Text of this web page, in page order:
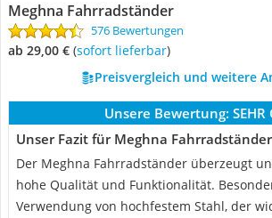
Meghna Fahrradständer
576 Bewertungen
ab 29,00 € ( Sofort lieferbar)
Preisvergleich und weitere
Unsere Bewertung: SEHR
Unser Fazit für Meghna
Der Meghna Fahrradständer überzeugt
hohe Qualität und Funktionalität.
Verwendung von hochfestem Stahl, der